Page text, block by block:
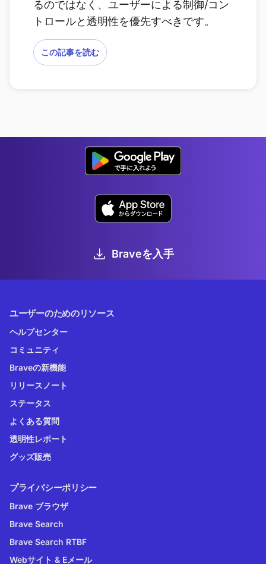
るのではなく、ユーザーによる制御/コン
トロールと透明性を優先すべきです。
この記事を読む
Braveを入手
ユーザーのためのリソース
ヘルプセンター
コミュニティ
Braveの新機能
リリースノート
ステータス
よくある質問
透明性レポート
グッズ販売
プライバシーポリシー
Brave ブラウザ
Brave Search
Brave Search RTBF
Webサイト & Eメール